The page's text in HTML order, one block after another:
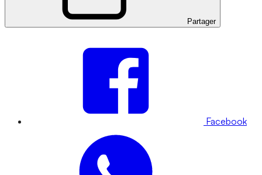
Partager
Facebook